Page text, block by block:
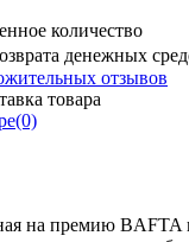
количество
денежных
отзывов
товара
на премию BAFTA